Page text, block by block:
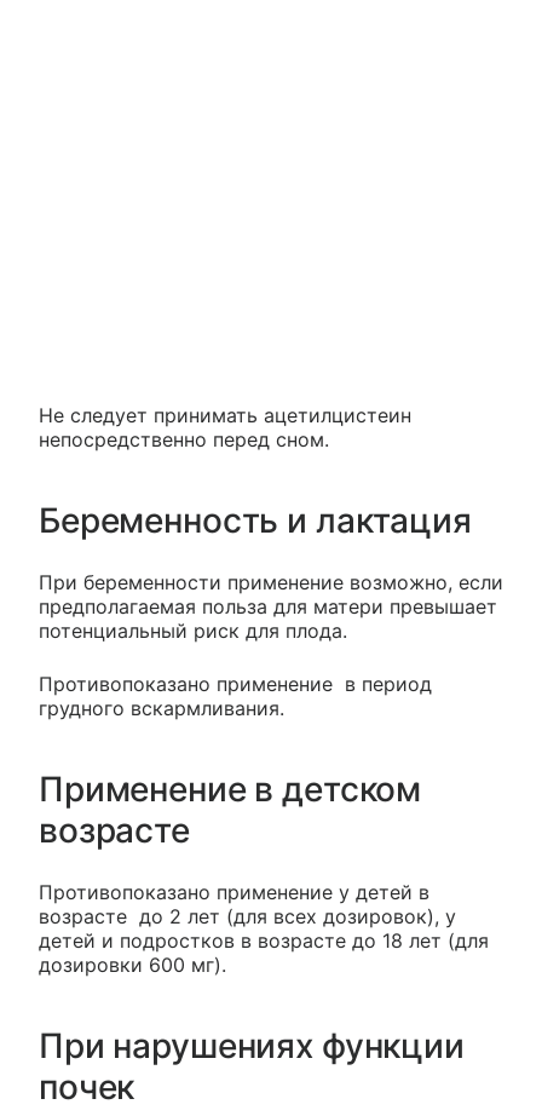
Не следует принимать ацетилцистеин
непосредственно перед сном.
Беременность и лактация
При беременности применение возможно, если
предполагаемая польза для матери превышает
потенциальный риск для плода.
Противопоказано применение в период
грудного вскармливания.
Применение в детском
возрасте
Противопоказано применение у детей в
возрасте до 2 лет (для всех дозировок), у
детей и подростков в возрасте до 18 лет (для
дозировки 600 мг).
При нарушениях функции
почек